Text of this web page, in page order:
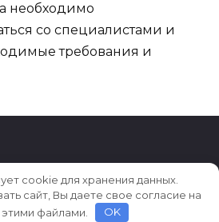
необходимо
со специалистами и
требования и
cookie для хранения данных.
сайт, Вы даете свое согласие на
файлами.
OK